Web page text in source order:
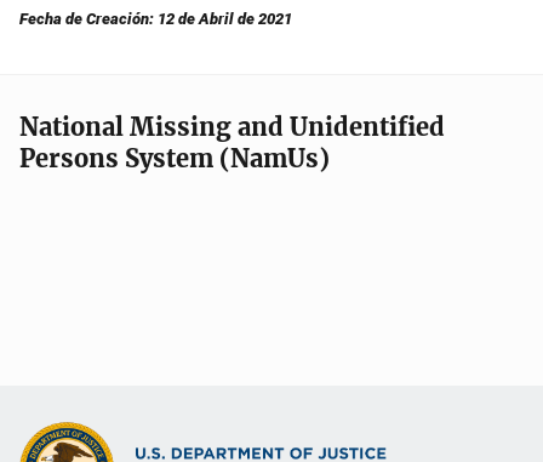
Fecha de Creación: 12 de Abril de 2021
National Missing and Unidentified
Persons System (NamUs)